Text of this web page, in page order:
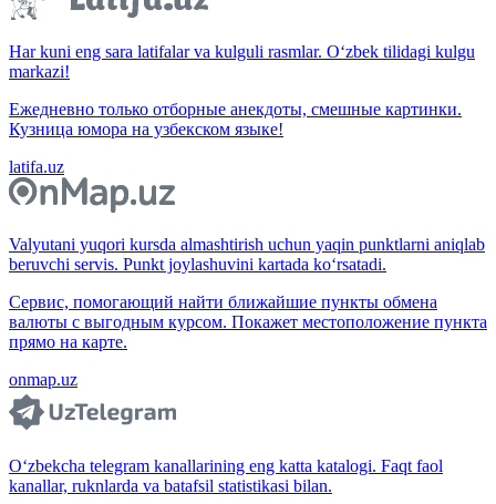
Har kuni eng sara latifalar va kulguli rasmlar. O‘zbek tilidagi kulgu
markazi!
Ежедневно только отборные анекдоты, смешные картинки.
Кузница юмора на узбекском языке!
latifa.uz
Valyutani yuqori kursda almashtirish uchun yaqin punktlarni aniqlab
beruvchi servis. Punkt joylashuvini kartada ko‘rsatadi.
Сервис, помогающий найти ближайшие пункты обмена
валюты с выгодным курсом. Покажет местоположение пункта
прямо на карте.
onmap.uz
O‘zbekcha telegram kanallarining eng katta katalogi. Faqt faol
kanallar, ruknlarda va batafsil statistikasi bilan.